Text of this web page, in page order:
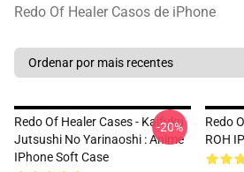
Redo Of Healer Casos de iPhone
Redo Of Healer Cases - Kaifuku
Jutsushi No Yarinaoshi : Anime
IPhone Soft Case
-20%
Redo
ROH